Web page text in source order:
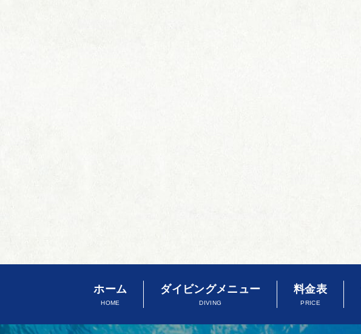
ホーム
HOME
ダイビングメニュー
DIVING
料金表
PRICE